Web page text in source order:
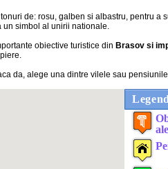
de: rosu, galben si albastru, pentru a
un simbol al unirii nationale.
obiective turistice din Brasov si
da, alege una dintre vilele sau